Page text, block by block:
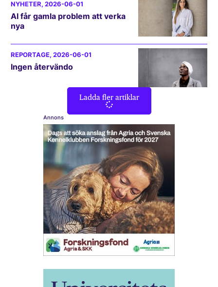
NYHETER, 2026-06-01
AI får gamla problem att verka
nya
REPORTAGE, 2026-06-01
Ingen återvändo
Ladda fler artiklar
Annons